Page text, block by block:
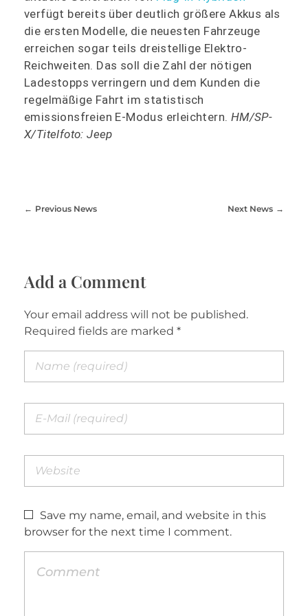
verfügt bereits über deutlich größere Akkus als
die ersten Modelle, die neuesten Fahrzeuge
erreichen sogar teils dreistellige Elektro-
Reichweiten. Das soll die Zahl der nötigen
Ladestopps verringern und dem Kunden die
regelmäßige Fahrt im statistisch
emissionsfreien E-Modus erleichtern. HM/SP-
X/Titelfoto: Jeep
Previous News Next News
Add a Comment
Your email address will not be published.
Required fields are marked *
Save my name, email, and website in this
browser for the next time I comment.